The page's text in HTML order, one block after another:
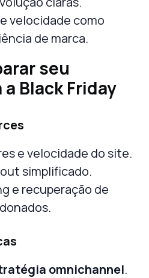
velocidade como
de marca.
seu
Black Friday
e velocidade do site.
simplificado.
e recuperação de
omnichannel.